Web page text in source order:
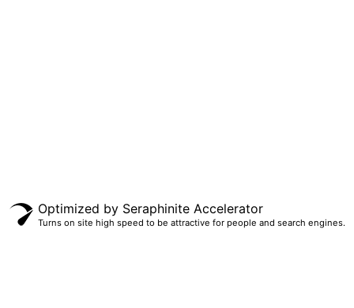
Optimized by Seraphinite Accelerator
Turns on site high speed to be attractive for people and search engines.